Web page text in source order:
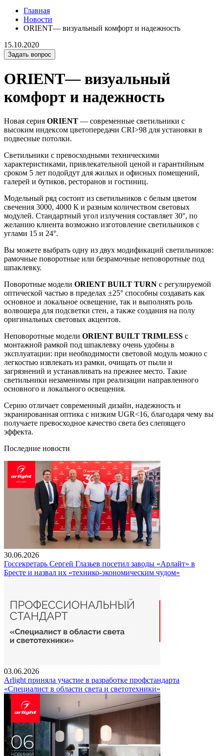
Главная
Новости
ORIENT— визуальный комфорт и надежность
15.10.2020
Задать вопрос
ORIENT— визуальный
комфорт и надежность
Новая серия ORIENT — современные светильники с
высоким индексом цветопередачи CRI>98 для установки в
подвесные потолки.
Светильники с превосходными техническими
характеристиками, привлекательной ценой и гарантийным
сроком 5 лет подойдут для жилых и офисных помещений,
галерей и бутиков, ресторанов и гостиниц.
Модельный ряд состоит из светильников с белым цветом
свечения 3000, 4000 К и разным количеством световых
модулей. Стандартный угол излучения составляет 30°, по
желанию клиента возможно изготовление светильников с
углами 15 и 24°.
Вы можете выбрать одну из двух модификаций светильников:
рамочные поворотные или безрамочные неповоротные под
шпаклевку.
Поворотные модели ORIENT BUILT TURN с регулируемой
оптической частью в пределах ±25° способны создавать как
основное и локальное освещение, так и выполнять роль
волвошера для подсветки стен, а также создания на полу
оригинальных световых акцентов.
Неповоротные модели ORIENT BUILT TRIMLESS с
монтажной рамкой под шпаклевку очень удобны в
эксплуатации: при необходимости световой модуль можно с
легкостью извлекать из рамки, очищать от пыли и
загрязнений и устанавливать на прежнее место. Такие
светильники незаменимы при реализации направленного
основного и локального освещения.
Серию отличает современный дизайн, надежность и
экранированная оптика с низким UGR<16, благодаря чему вы
получаете превосходное качество света без слепящего
эффекта.
Последние новости
30.06.2026
Госсекретарь Сергей Глазьев посетил заводы «Арлайт» в
Бресте и назвал их «технико-экономическим чудом»
03.06.2026
Arlight приняла участие в разработке профстандарта
«Специалист в области света и светотехники»